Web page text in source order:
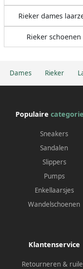
Dames Rieker
Rieker dames
Rieker schoenen
Populaire
Sneakers
Sandalen
Slippers
Pumps
Enkellaarsjes
Wandelschoenen
Klantenservice
Retourneren &